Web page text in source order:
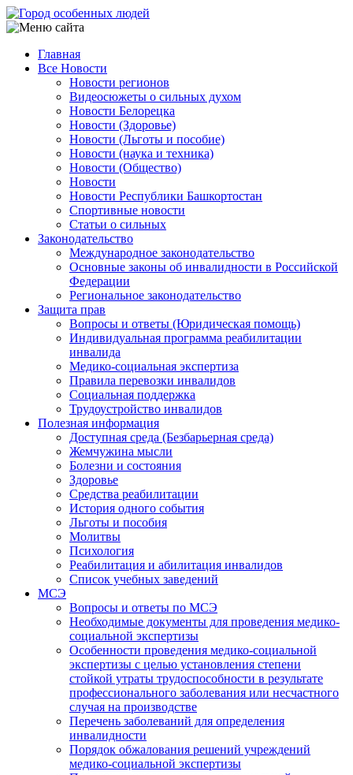
Перейти
к
содержанию
Main
navigation
Главная
Все Новости
Новости регионов
Видеосюжеты о сильных духом
Новости Белорецка
Новости (Здоровье)
Новости (Льготы и пособие)
Новости (наука и техника)
Новости (Общество)
Новости
Новости Республики Башкортостан
Спортивные новости
Статьи о сильных
Законодательство
Международное законодательство
Основные законы об инвалидности в Российской
Федерации
Региональное законодательство
Защита прав
Вопросы и ответы (Юридическая помощь)
Индивидуальная программа реабилитации
инвалида
Медико-социальная экспертиза
Правила перевозки инвалидов
Социальная поддержка
Трудоустройство инвалидов
Полезная информация
Доступная среда (Безбарьерная среда)
Жемчужина мысли
Болезни и состояния
Здоровье
Средства реабилитации
История одного события
Льготы и пособия
Молитвы
Психология
Реабилитация и абилитация инвалидов
Список учебных заведений
МСЭ
Вопросы и ответы по МСЭ
Необходимые документы для проведения медико-
социальной экспертизы
Особенности проведения медико-социальной
экспертизы с целью установления степени
стойкой утраты трудоспособности в результате
профессионального заболевания или несчастного
случая на производстве
Перечень заболеваний для определения
инвалидности
Порядок обжалования решений учреждений
медико-социальной экспертизы